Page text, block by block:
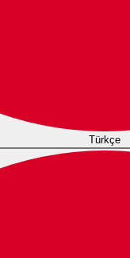
Türkçe